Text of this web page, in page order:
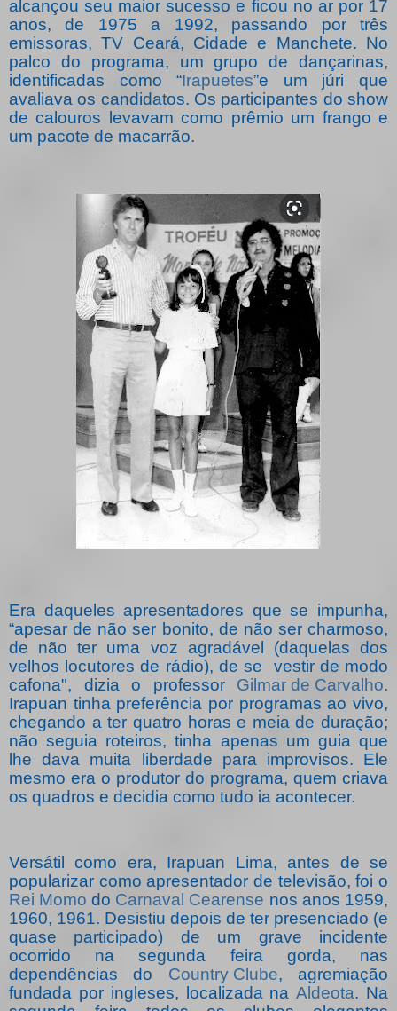
alcançou seu maior sucesso e ficou no ar por 17
anos, de 1975 a 1992, passando por três
emissoras, TV Ceará, Cidade e Manchete. No
palco do programa, um grupo de dançarinas,
identificadas como “Irapuetes”e um júri que
avaliava os candidatos. Os participantes do show
de calouros levavam como prêmio um frango e
um pacote de macarrão.
Era daqueles apresentadores que se impunha,
“apesar de não ser bonito, de não ser charmoso,
de não ter uma voz agradável (daquelas dos
velhos locutores de rádio), de se
vestir de modo
cafona", dizia o professor Gilmar de Carvalho.
Irapuan tinha preferência por programas ao vivo,
chegando a ter quatro horas e meia de duração;
não seguia roteiros, tinha apenas um guia que
lhe dava muita liberdade para improvisos. Ele
mesmo era o produtor do programa, quem criava
os quadros e decidia como tudo ia acontecer.
Versátil como era, Irapuan Lima, antes de se
popularizar como apresentador de televisão, foi o
Rei Momo do Carnaval Cearense nos anos 1959,
1960, 1961. Desistiu depois de ter presenciado (e
quase participado) de um grave incidente
ocorrido na segunda feira gorda, nas
dependências do Country Clube, agremiação
fundada por ingleses, localizada naAldeota. Na